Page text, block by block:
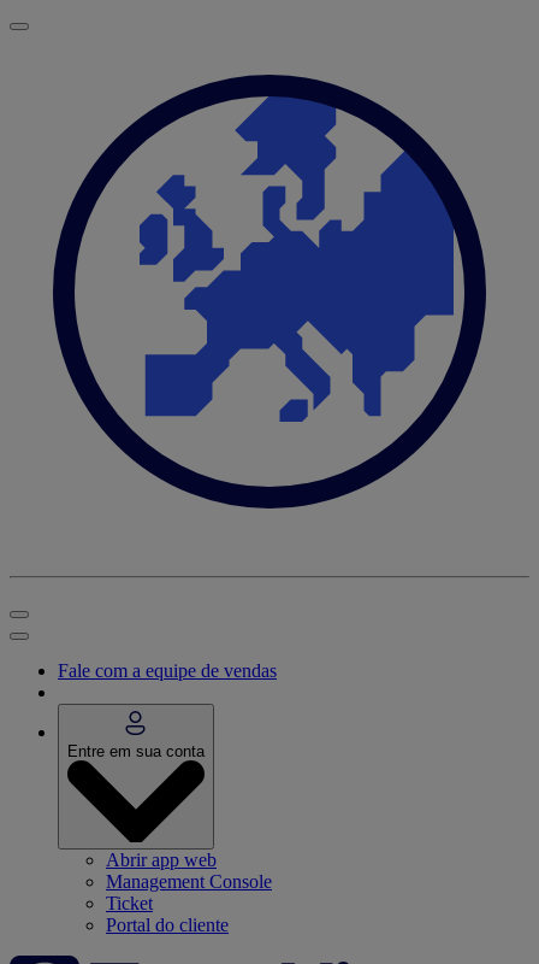
Fale com a equipe de vendas
Entre em sua conta
Abrir app web
Management Console
Ticket
Portal do cliente